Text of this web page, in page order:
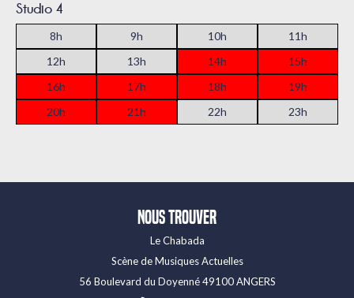
Studio 4
Nous trouver
Le Chabada
Scène de Musiques Actuelles
56 Boulevard du Doyenné 49100 ANGERS